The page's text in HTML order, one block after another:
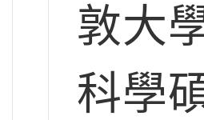
敦大
科學